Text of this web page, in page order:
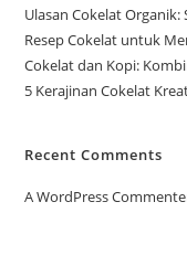
Ulasan Cokelat
Resep Cokelat untuk
Cokelat dan Kopi:
5 Kerajinan Cokelat
Recent Comments
A WordPress